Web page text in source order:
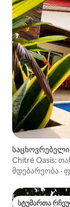
Chitré Oasis:
მდებარეობა ·
სტუმართა